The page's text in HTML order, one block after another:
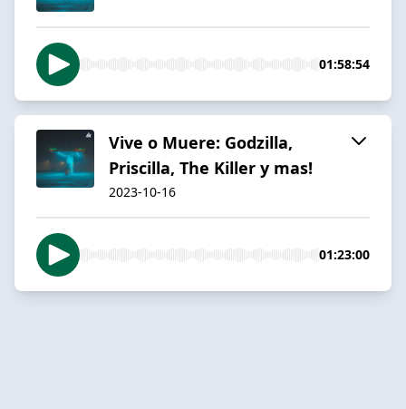
01:58:54
Vive o Muere: Godzilla,
Priscilla, The Killer y mas!
2023-10-16
01:23:00